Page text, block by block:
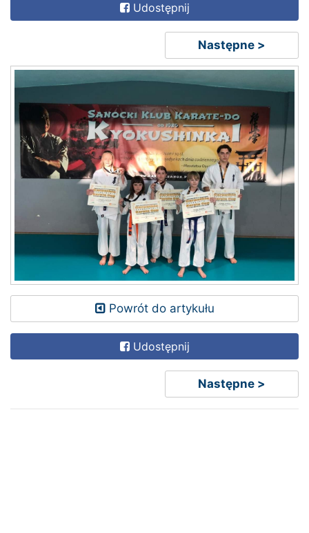
Udostępnij
Następne >
Powrót do artykułu
Udostępnij
Następne >